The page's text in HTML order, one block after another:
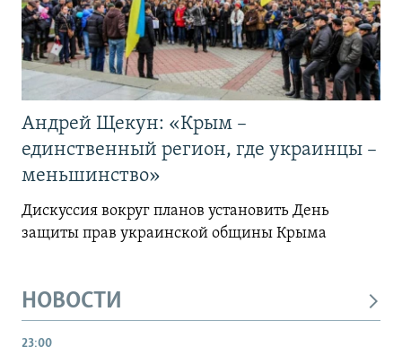
Андрей Щекун: «Крым –
единственный регион, где украинцы –
меньшинство»
Дискуссия вокруг планов установить День
защиты прав украинской общины Крыма
НОВОСТИ
23:00